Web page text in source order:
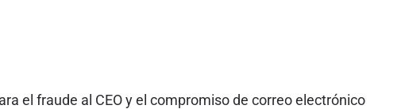
el fraude al CEO y el compromiso de correo electrónico